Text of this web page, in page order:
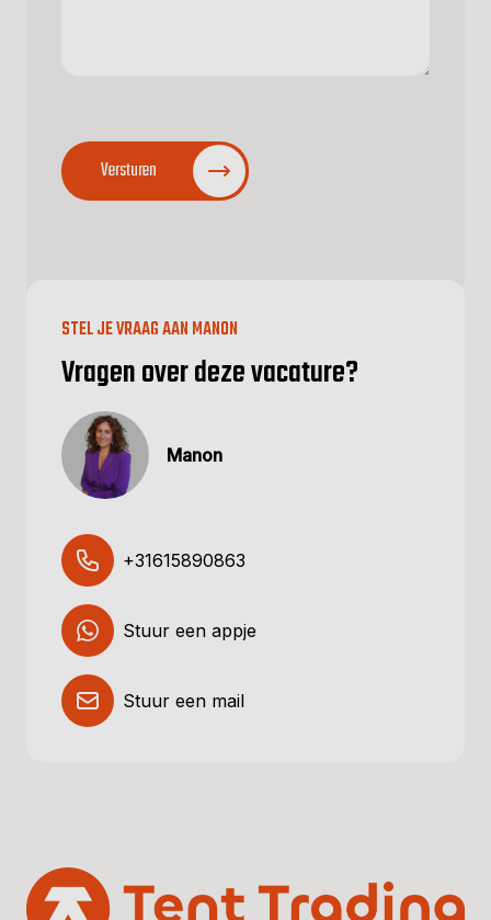
Versturen
STEL JE VRAAG AAN MANON
Vragen over deze vacature?
Manon
+31615890863
Stuur een appje
Stuur een mail